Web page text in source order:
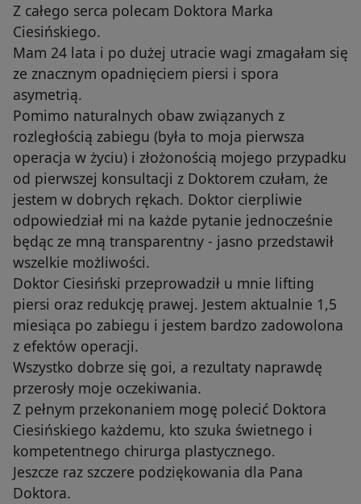
Z całego serca polecam Doktora Marka
Ciesińskiego.
Mam 24 lata i po dużej utracie wagi zmagałam się
ze znacznym opadnięciem piersi i spora
asymetrią.
Pomimo naturalnych obaw związanych z
rozległością zabiegu (była to moja pierwsza
operacja w życiu) i złożonością mojego przypadku
od pierwszej konsultacji z Doktorem czułam, że
jestem w dobrych rękach. Doktor cierpliwie
odpowiedział mi na każde pytanie jednocześnie
będąc ze mną transparentny - jasno przedstawił
wszelkie możliwości.
Doktor Ciesiński przeprowadził u mnie lifting
piersi oraz redukcję prawej. Jestem aktualnie 1,5
miesiąca po zabiegu i jestem bardzo zadowolona
z efektów operacji.
Wszystko dobrze się goi, a rezultaty naprawdę
przerosły moje oczekiwania.
Z pełnym przekonaniem mogę polecić Doktora
Ciesińskiego każdemu, kto szuka świetnego i
kompetentnego chirurga plastycznego.
Jeszcze raz szczere podziękowania dla Pana
Doktora.